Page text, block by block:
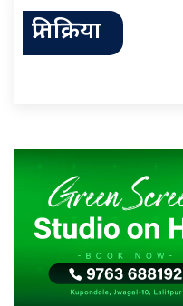
प्रतिक्रिया